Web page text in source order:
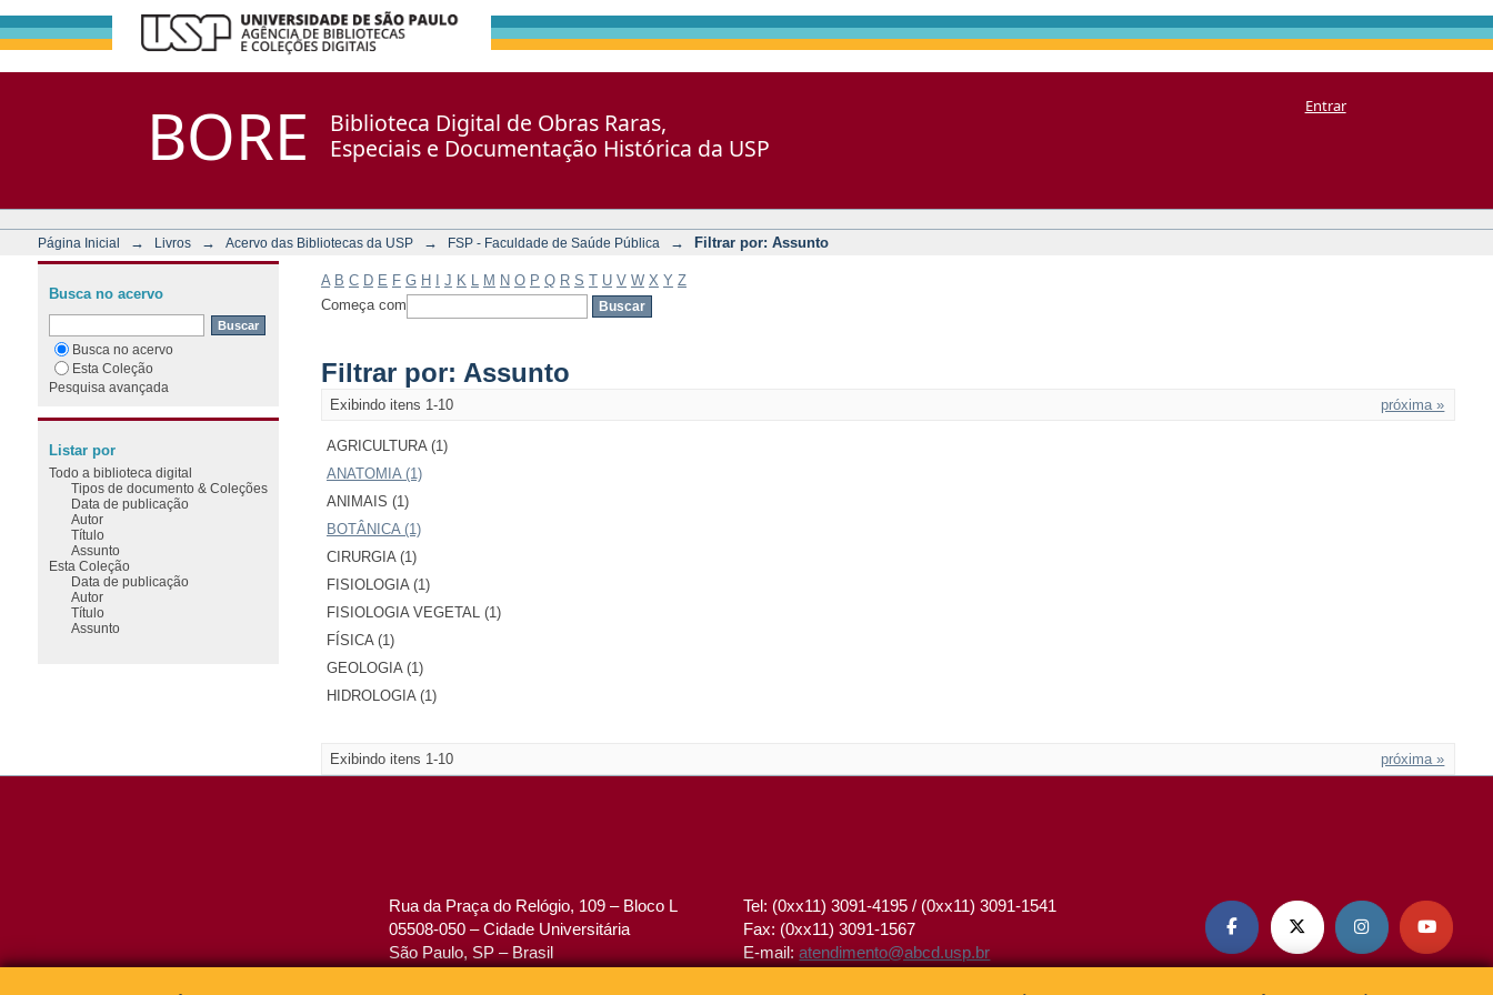
BORE
Biblioteca Digital de Obras Raras,
Especiais e Documentação Histórica da USP
Entrar
Página Inicial → Livros → Acervo das Bibliotecas da USP → FSP - Faculdade de Saúde Pública → Filtrar por: Assunto
A B C D E F G H J K M N O P Q R S T U V W X Y Z
Começa com
Filtrar por: Assunto
Exibindo itens 1-10 próxima »
AGRICULTURA (1)
ANATOMIA (1)
ANIMAIS (1)
BOTÂNICA (1)
CIRURGIA (1)
FISIOLOGIA (1)
FISIOLOGIA VEGETAL (1)
FÍSICA (1)
GEOLOGIA (1)
HIDROLOGIA (1)
Exibindo itens 1-10 próxima »
Busca no acervo
Busca no acervo
Esta Coleção
Pesquisa avançada
Listar por
Todo a biblioteca digital
Tipos de documento & Coleções
Data de publicação
Autor
Título
Assunto
Esta Coleção
Data de publicação
Autor
Título
Assunto
Rua da Praça do Relógio, 109 – Bloco L
05508-050 – Cidade Universitária
São Paulo, SP – Brasil
Tel: (0xx11) 3091-4195 / (0xx11) 3091-1541
Fax: (0xx11) 3091-1567
E-mail:atendimento@abcd.usp.br
   